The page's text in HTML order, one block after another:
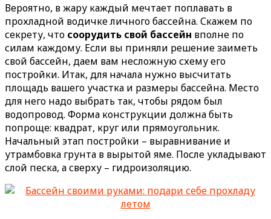
Вероятно, в жару каждый мечтает поплавать в
прохладной водичке личного бассейна. Скажем по
секрету, что соорудить свой бассейн вполне по
силам каждому. Если вы приняли решение заиметь
свой бассейн, даем вам несложную схему его
постройки. Итак, для начала нужно высчитать
площадь вашего участка и размеры бассейна. Место
для него надо выбрать так, чтобы рядом был
водопровод. Форма конструкции должна быть
попроще: квадрат, круг или прямоугольник.
Начальный этап постройки – выравнивание и
утрамбовка грунта в вырытой яме. После укладывают
слой песка, а сверху – гидроизоляцию.